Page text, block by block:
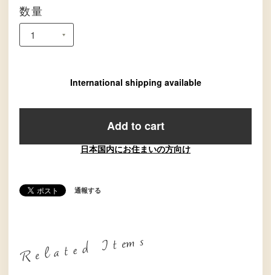
数量
International shipping available
Add to cart
日本国内にお住まいの方向け
通報する